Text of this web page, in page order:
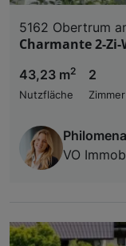
5162 Obertrum
Charmante 2-
43,23 m2
Nutzfläche
2
Zimmer
VO